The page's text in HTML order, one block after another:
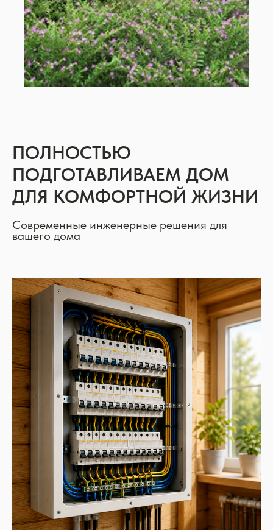
ПОЛНОСТЬЮ
ПОДГОТАВЛИВАЕМ ДОМ
ДЛЯ КОМФОРТНОЙ ЖИЗНИ
Современные инженерные решения для
вашего дома